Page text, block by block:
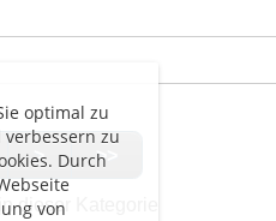
optimal zu
zu
Durch
von
> >>
dieser Kategorie